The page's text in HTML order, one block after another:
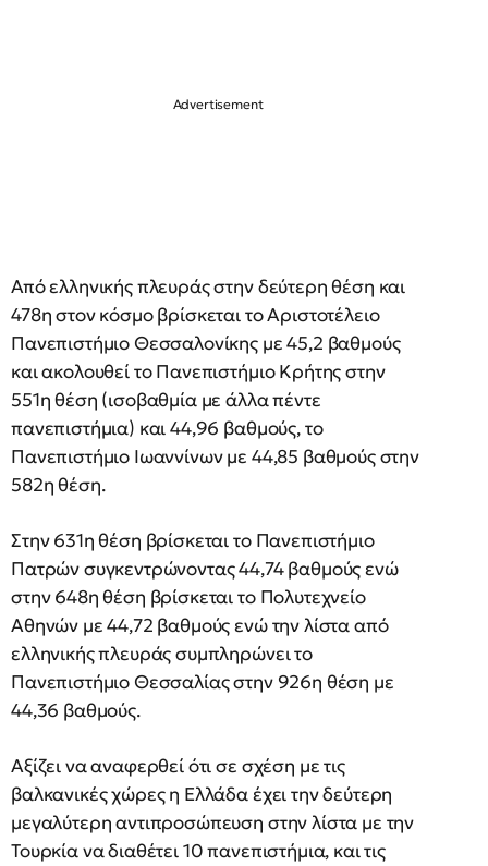
Από ελληνικής πλευράς στην δεύτερη θέση και
478η στον κόσμο βρίσκεται το Αριστοτέλειο
Πανεπιστήμιο Θεσσαλονίκης με 45,2 βαθμούς
και ακολουθεί το Πανεπιστήμιο Κρήτης στην
551η θέση (ισοβαθμία με άλλα πέντε
πανεπιστήμια) και 44,96 βαθμούς, το
Πανεπιστήμιο Ιωαννίνων με 44,85 βαθμούς στην
582η θέση.
Στην 631η θέση βρίσκεται το Πανεπιστήμιο
Πατρών συγκεντρώνοντας 44,74 βαθμούς ενώ
στην 648η θέση βρίσκεται το Πολυτεχνείο
Αθηνών με 44,72 βαθμούς ενώ την λίστα από
ελληνικής πλευράς συμπληρώνει το
Πανεπιστήμιο Θεσσαλίας στην 926η θέση με
44,36 βαθμούς.
Αξίζει να αναφερθεί ότι σε σχέση με τις
βαλκανικές χώρες η Ελλάδα έχει την δεύτερη
μεγαλύτερη αντιπροσώπευση στην λίστα με την
Τουρκία να διαθέτει 10 πανεπιστήμια, και τις